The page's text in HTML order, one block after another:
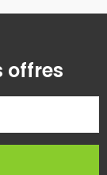
offres